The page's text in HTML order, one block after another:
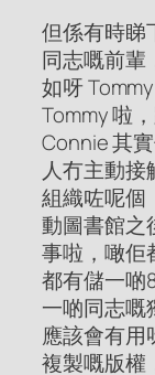
但係有時睇
同志嘅前輩
如呀
Tommy 啦
Connie 其
人冇主動接
組織咗呢個
動圖書館之
事啦，噉佢
都有儲一啲
一啲同志嘅
應該會有用
複製嘅版權